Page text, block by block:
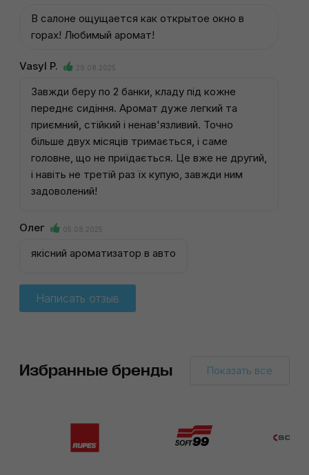
В салоне ощущается как открытое окно в
горах! Любимый аромат!
Vasyl P. 29.08.2025
Завжди беру по 2 банки, кладу під кожне
переднє сидіння. Аромат дуже легкий та
приємний, стійкий і ненав'язливий. Точно
більше двух місяців тримається, і саме
головне, що не приїдається. Це вже не другий,
і навіть не третій раз їх купую, завжди ним
задоволений!
Олег 05.08.2025
якісний ароматизатор в авто
Написать отзыв
Избранные бренды Показать все